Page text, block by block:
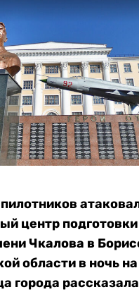
центр подготовки
Чкалова в
области в ночь
города рассказала